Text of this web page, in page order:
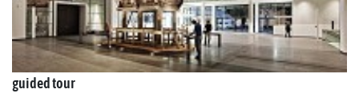
guided tour